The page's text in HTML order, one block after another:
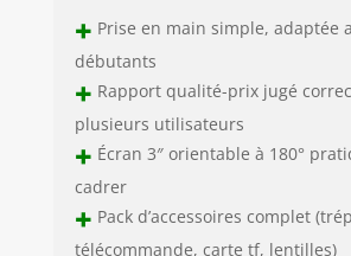
+ Prise en main simple, adaptée
débutants
+ Rapport qualité-prix jugé
plusieurs utilisateurs
+ Écran 3″ orientable à 180°
cadrer
+ Pack d’accessoires complet
télécommande, carte tf, lentilles)